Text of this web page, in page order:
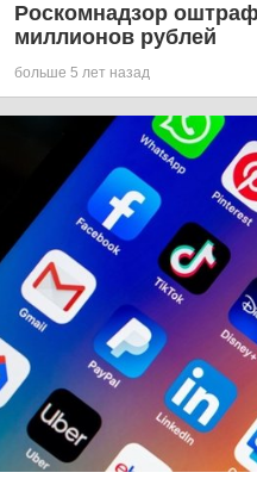
Роскомнадзор
миллионов рублей
больше 5 лет назад